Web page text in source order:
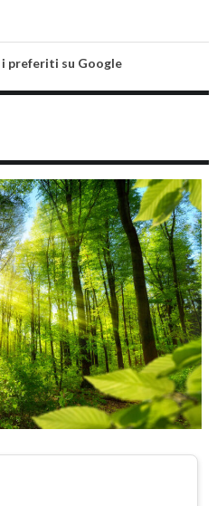
preferiti su Google